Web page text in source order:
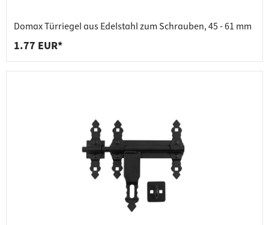
Domax Türriegel aus Edelstahl zum Schrauben, 45 - 61 mm
1.77 EUR*